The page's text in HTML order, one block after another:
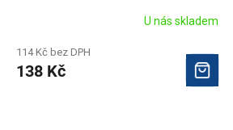
U nás skladem
114 Kč bez DPH
138 Kč